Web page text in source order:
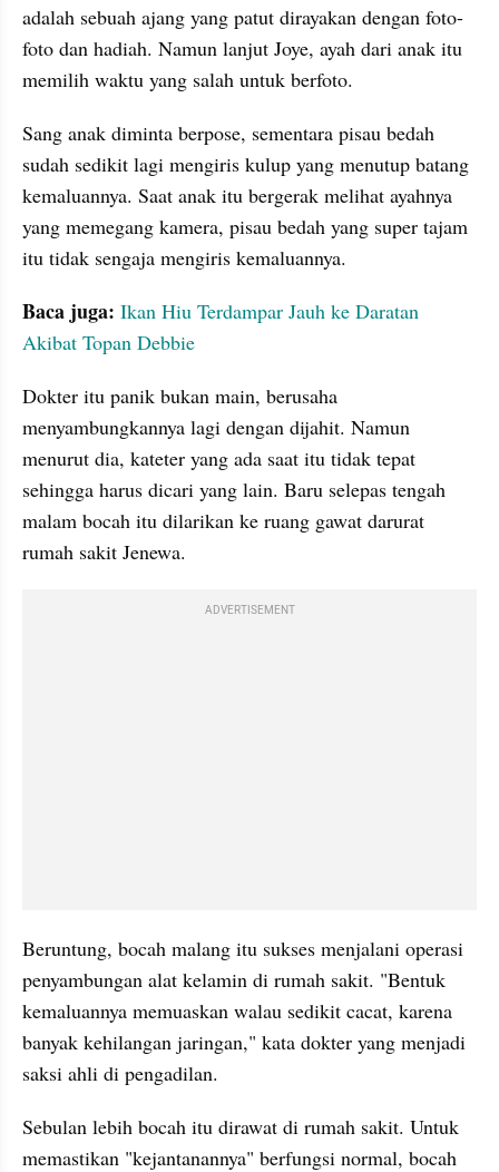
adalah sebuah ajang yang patut dirayakan dengan foto-
foto dan hadiah. Namun lanjut Joye, ayah dari anak itu
memilih waktu yang salah untuk berfoto.
Sang anak diminta berpose, sementara pisau bedah
sudah sedikit lagi mengiris kulup yang menutup batang
kemaluannya. Saat anak itu bergerak melihat ayahnya
yang memegang kamera, pisau bedah yang super tajam
itu tidak sengaja mengiris kemaluannya.
Baca juga: Ikan Hiu Terdampar Jauh ke Daratan
Akibat Topan Debbie
Dokter itu panik bukan main, berusaha
menyambungkannya lagi dengan dijahit. Namun
menurut dia, kateter yang ada saat itu tidak tepat
sehingga harus dicari yang lain. Baru selepas tengah
malam bocah itu dilarikan ke ruang gawat darurat
rumah sakit Jenewa.
ADVERTISEMENT
Beruntung, bocah malang itu sukses menjalani operasi
penyambungan alat kelamin di rumah sakit. "Bentuk
kemaluannya memuaskan walau sedikit cacat, karena
banyak kehilangan jaringan," kata dokter yang menjadi
saksi ahli di pengadilan.
Sebulan lebih bocah itu dirawat di rumah sakit. Untuk
memastikan "kejantanannya" berfungsi normal, bocah